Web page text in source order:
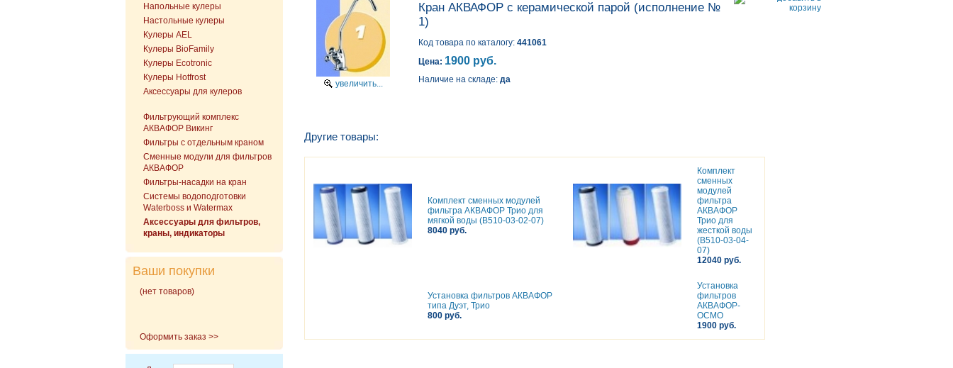
Напольные кулеры
Настольные кулеры
Кулеры AEL
Кулеры BioFamily
Кулеры Ecotronic
Кулеры Hotfrost
Аксессуары для кулеров
Фильтрующий комплекс
АКВАФОР Викинг
Фильтры с отдельным краном
Сменные модули для фильтров
АКВАФОР
Фильтры-насадки на кран
Cистемы водоподготовки
Waterboss и Watermax
Аксессуары для фильтров,
краны, индикаторы
Ваши покупки
(нет товаров)
Оформить заказ >>
увеличить...
Кран АКВАФОР с керамической парой (исполнение №
1)
Код товара по каталогу: 441061
Цена: 1900 руб.
Наличие на складе: да
Другие товары:
Комплект сменных модулей
фильтра АКВАФОР Трио для
мягкой воды (В510-03-02-07)
8040 руб.
Комплект
сменных
модулей
фильтра
АКВАФОР
Трио для
жесткой воды
(В510-03-04-
07)
12040 руб.
Установка фильтров АКВАФОР
типа Дуэт, Трио
800 руб.
Установка
фильтров
АКВАФОР-
ОСМО
1900 руб.